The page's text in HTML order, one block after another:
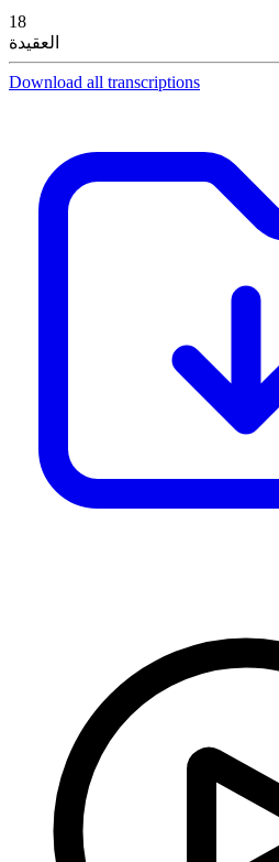
18
العقيدة
Download all transcriptions